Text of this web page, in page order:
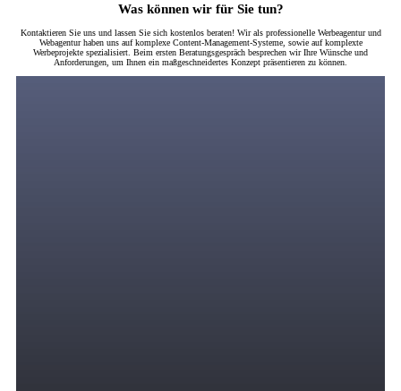
Was können wir für Sie tun?
Kontaktieren Sie uns und lassen Sie sich kostenlos beraten! Wir als professionelle Werbeagentur und
Webagentur haben uns auf komplexe Content-Management-Systeme, sowie auf komplexte
Werbeprojekte spezialisiert. Beim ersten Beratungsgespräch besprechen wir Ihre Wünsche und
Anforderungen, um Ihnen ein maßgeschneidertes Konzept präsentieren zu können.